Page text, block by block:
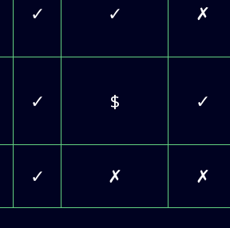
✓ ✓ ✗
✓ $ ✓
✓ ✗ ✗